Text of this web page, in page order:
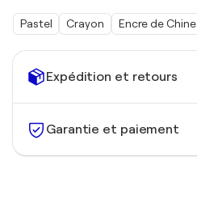
Expédition et retours
Garantie et paiement
Pastel Crayon Encre de Chine